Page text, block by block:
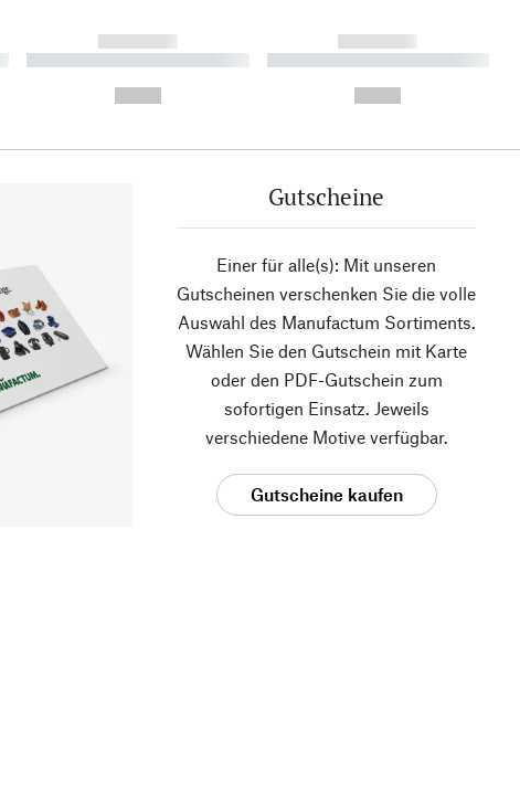
------------
----------- ----------- ----------
------------
----------- ----------- ----------
Gutscheine
Einer für alle(s): Mit unseren
Gutscheinen verschenken Sie die volle
Auswahl des Manufactum Sortiments.
Wählen Sie den Gutschein mit Karte
oder den PDF-Gutschein zum
sofortigen Einsatz. Jeweils
verschiedene Motive verfügbar.
Gutscheine kaufen